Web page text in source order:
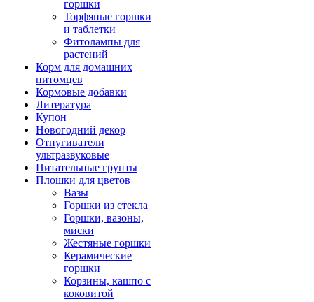
горшки
Торфяные горшки
и таблетки
Фитолампы для
растений
Корм для домашних
питомцев
Кормовые добавки
Литература
Купон
Новогодний декор
Отпугиватели
ультразвуковые
Питательные грунты
Плошки для цветов
Вазы
Горшки из стекла
Горшки, вазоны,
миски
Жестяные горшки
Керамические
горшки
Корзины, кашпо с
коковитой